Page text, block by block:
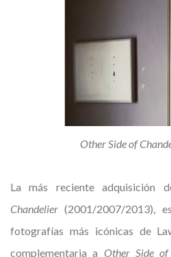
Other Side of
La más reciente adquisición
Chandelier (2001/2007/2013),
fotografías más icónicas de
complementaria a Other Side